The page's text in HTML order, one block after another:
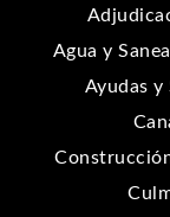
Agua y
Ayudas y